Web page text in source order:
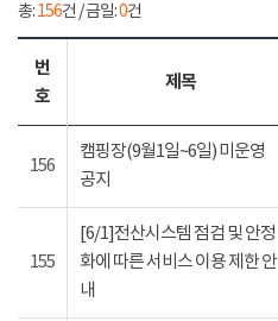
총:156건 / 금일:0건
번
호
제목
156
캠핑장(9월1일~6일) 미운영
공지
155
[6/1]전산시스템 점검 및 안정
화에 따른 서비스 이용 제한 안
내